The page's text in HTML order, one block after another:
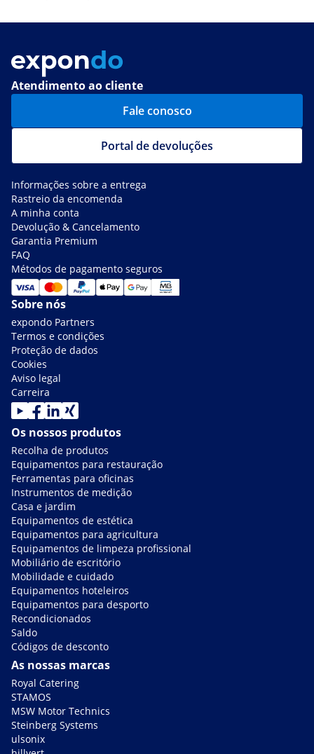
Atendimento ao cliente
Fale conosco
Portal de devoluções
Informações sobre a entrega
Rastreio da encomenda
A minha conta
Devolução & Cancelamento
Garantia Premium
FAQ
Métodos de pagamento seguros
Sobre nós
expondo Partners
Termos e condições
Proteção de dados
Cookies
Aviso legal
Carreira
Os nossos produtos
Recolha de produtos
Equipamentos para restauração
Ferramentas para oficinas
Instrumentos de medição
Casa e jardim
Equipamentos de estética
Equipamentos para agricultura
Equipamentos de limpeza profissional
Mobiliário de escritório
Mobilidade e cuidado
Equipamentos hoteleiros
Equipamentos para desporto
Recondicionados
Saldo
Códigos de desconto
As nossas marcas
Royal Catering
STAMOS
MSW Motor Technics
Steinberg Systems
ulsonix